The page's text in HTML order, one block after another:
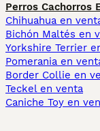
Perros Cachorros
Chihuahua en
Bichón Maltés en
Yorkshire Terrier
Pomerania en
Border Collie en
Teckel en venta
Caniche Toy en